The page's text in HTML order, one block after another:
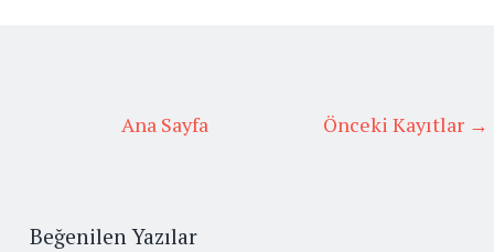
Önceki Kayıtlar →
Ana Sayfa
Beğenilen Yazılar